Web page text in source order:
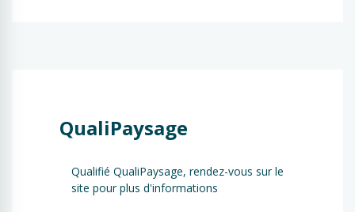
QualiPaysage
Qualifié QualiPaysage, rendez-vous sur le
site pour plus d'informations